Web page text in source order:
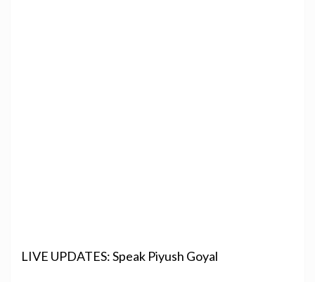
LIVE UPDATES: Speak Piyush Goyal